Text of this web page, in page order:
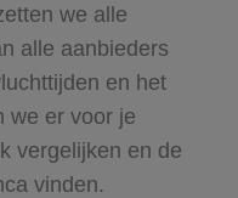
we alle
alle aanbieders
en het
we er voor je
vergelijken en de
vinden.